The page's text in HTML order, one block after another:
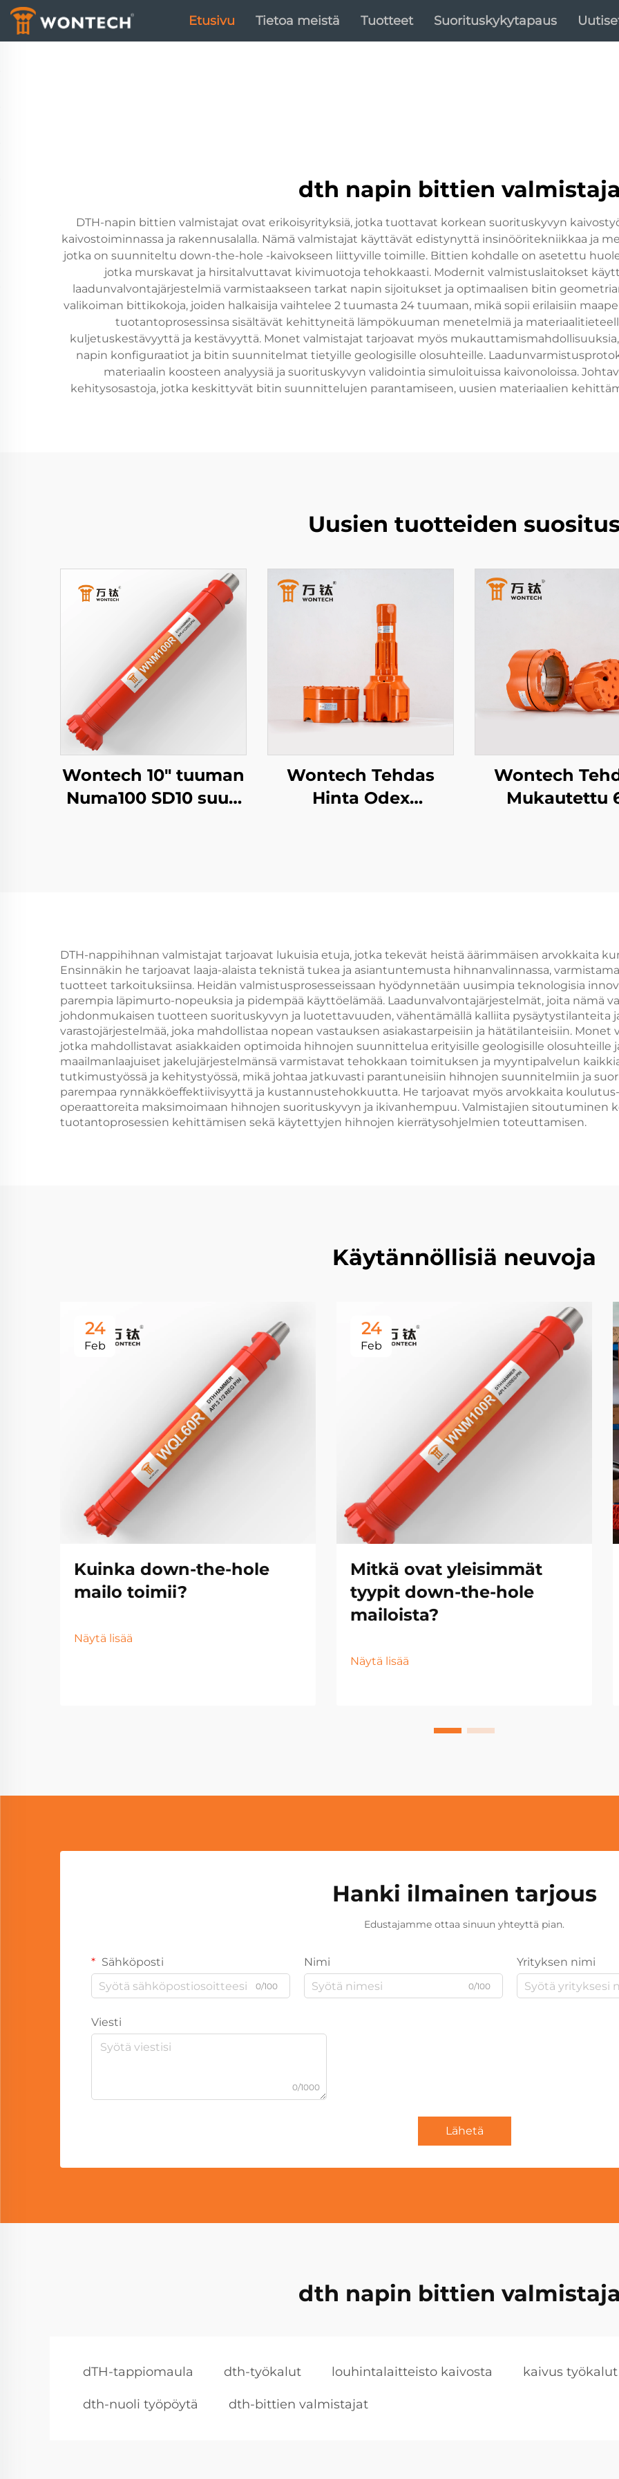
Etusivu Tietoa meistä Tuotteet Suorituskykytapaus
dth napin bittien
DTH-napin bittien valmistajat ovat erikoisyrityksiä, jotka tuottavat korkean suorituskyvyn
kaivostoiminnassa ja rakennusalalla. Nämä valmistajat käyttävät edistynyttä insinööritekniikkaa ja
jotka on suunniteltu down-the-hole -kaivokseen liittyville toimille. Bittien kohdalle on asetettu
jotka murskavat ja hirsitalvuttavat kivimuotoja tehokkaasti. Modernit valmistuslaitokset
laadunvalvontajärjestelmiä varmistaakseen tarkat napin sijoitukset ja optimaalisen bitin
valikoiman bittikokoja, joiden halkaisija vaihtelee 2 tuumasta 24 tuumaan, mikä sopii erilaisiin
tuotantoprosessinsa sisältävät kehittyneitä lämpökuuman menetelmiä ja
kuljetuskestävyyttä ja kestävyyttä. Monet valmistajat tarjoavat myös
napin konfiguraatiot ja bitin suunnitelmat tietyille geologisille olosuhteille.
materiaalin koosteen analyysiä ja suorituskyvyn validointia simuloituissa kaivonoloissa.
kehitysosastoja, jotka keskittyvät bitin suunnittelujen parantamiseen, uusien materiaalien
Uusien tuotteiden
Wontech 10" tuuman
Numa100 SD10 suuri
Wontech Tehdas
Hinta Odex
Wontech
Mukautettu
DTH-nappihihnan valmistajat tarjoavat lukuisia etuja, jotka tekevät heistä äärimmäisen arvokkaita
Ensinnäkin he tarjoavat laaja-alaista teknistä tukea ja asiantuntemusta hihnanvalinnassa,
tuotteet tarkoituksiinsa. Heidän valmistusprosesseissaan hyödynnetään uusimpia teknologisia
parempia läpimurto-nopeuksia ja pidempää käyttöelämää. Laadunvalvontajärjestelmät, joita nämä
johdonmukaisen tuotteen suorituskyvyn ja luotettavuuden, vähentämällä kalliita pysäytystilanteita
varastojärjestelmää, joka mahdollistaa nopean vastauksen asiakastarpeisiin ja hätätilanteisiin.
jotka mahdollistavat asiakkaiden optimoida hihnojen suunnittelua erityisille geologisille olosuhteille
maailmanlaajuiset jakelujärjestelmänsä varmistavat tehokkaan toimituksen ja myyntipalvelun
tutkimustyössä ja kehitystyössä, mikä johtaa jatkuvasti parantuneisiin hihnojen suunnitelmiin ja
parempaa rynnäkköeffektiivisyyttä ja kustannustehokkuutta. He tarjoavat myös arvokkaita
operaattoreita maksimoimaan hihnojen suorituskyvyn ja ikivanhempuu. Valmistajien sitoutuminen
tuotantoprosessien kehittämisen sekä käytettyjen hihnojen kierrätysohjelmien toteuttamisen.
Käytännöllisiä neuvoja
24
Feb
Kuinka down-the-hole
mailo toimii?
Näytä lisää
24
Feb
Mitkä ovat yleisimmät
tyypit down-the-hole
mailoista?
Näytä lisää
Hanki ilmainen tarjous
Edustajamme ottaa sinuun yhteyttä pian.
Sähköposti
0/100
Nimi
0/100
Yrityksen nimi
Viesti
0/1000
Lähetä
dth napin bittien
dTH-tappiomaula dth-työkalut louhintalaitteisto kaivosta kaivus
dth-nuoli työpöytä dth-bittien valmistajat